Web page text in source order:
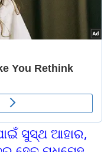
ସୁସ୍ଥ ଆହାର,